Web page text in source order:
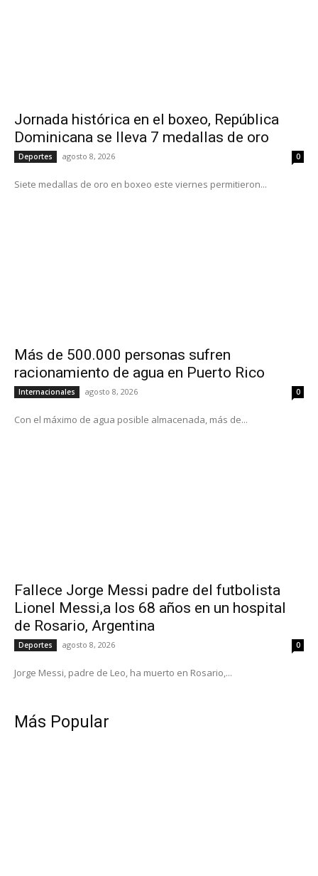
Jornada histórica en el boxeo, República
Dominicana se lleva 7 medallas de oro
Deportes agosto 8, 2026 0
Siete medallas de oro en boxeo este viernes permitieron...
Más de 500.000 personas sufren
racionamiento de agua en Puerto Rico
Internacionales agosto 8, 2026 0
Con el máximo de agua posible almacenada, más de...
Fallece Jorge Messi padre del futbolista
Lionel Messi,a los 68 años en un hospital
de Rosario, Argentina
Deportes agosto 8, 2026 0
Jorge Messi, padre de Leo, ha muerto en Rosario,...
Más Popular